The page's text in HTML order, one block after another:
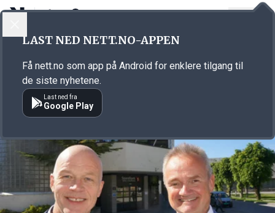
Annonsørinnhold
LAST NED NETT.NO-APPEN
Få nett.no som app på Android for enklere tilgang til
de siste nyhetene.
Last ned fra
Google Play